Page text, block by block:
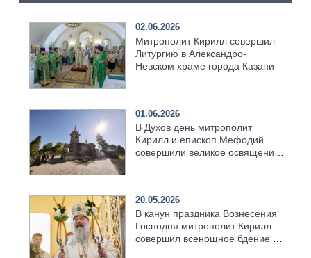
02.06.2026
Митрополит Кирилл совершил
Литургию в Александро-
Невском храме города Казани
01.06.2026
В Духов день митрополит
Кирилл и епископ Мефодий
совершили великое освящение
20.05.2026
В канун праздника Вознесения
Господня митрополит Кирилл
совершил всенощное бдение в